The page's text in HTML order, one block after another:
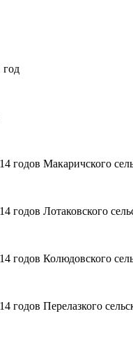
год
годов Макаричского
Лотаковского
годов Колюдовского
Перелазкого